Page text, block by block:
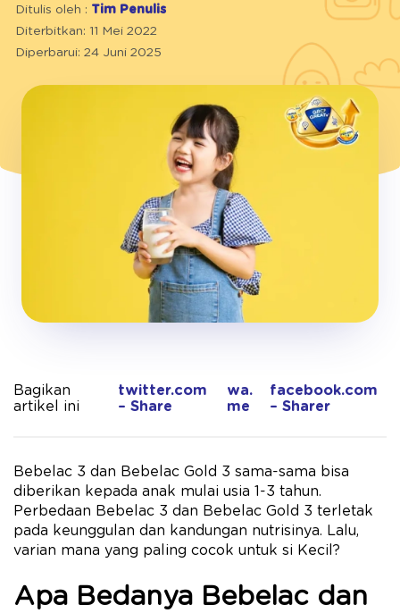
Ditulis oleh : Tim Penulis
Diterbitkan: 11 Mei 2022
Diperbarui: 24 Juni 2025
Bagikan
artikel ini
twitter.com
– Share
wa.
me
facebook.com
– Sharer
Bebelac 3 dan Bebelac Gold 3 sama-sama bisa
diberikan kepada anak mulai usia 1-3 tahun.
Perbedaan Bebelac 3 dan Bebelac Gold 3 terletak
pada keunggulan dan kandungan nutrisinya. Lalu,
varian mana yang paling cocok untuk si Kecil?
Apa Bedanya Bebelac dan